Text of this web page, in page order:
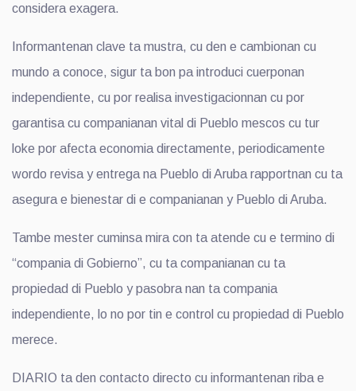
considera exagera.
Informantenan clave ta mustra, cu den e cambionan cu
mundo a conoce, sigur ta bon pa introduci cuerponan
independiente, cu por realisa investigacionnan cu por
garantisa cu companianan vital di Pueblo mescos cu tur
loke por afecta economia directamente, periodicamente
wordo revisa y entrega na Pueblo di Aruba rapportnan cu ta
asegura e bienestar di e companianan y Pueblo di Aruba.
Tambe mester cuminsa mira con ta atende cu e termino di
“compania di Gobierno”, cu ta companianan cu ta
propiedad di Pueblo y pasobra nan ta compania
independiente, lo no por tin e control cu propiedad di Pueblo
merece.
DIARIO ta den contacto directo cu informantenan riba e